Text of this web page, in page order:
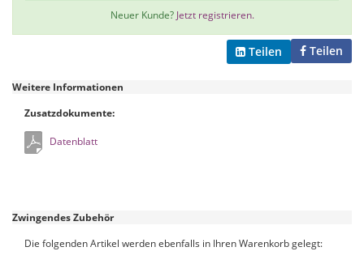
Neuer Kunde? Jetzt registrieren.
Teilen
Teilen
Weitere Informationen
Zusatzdokumente:
Datenblatt
Zwingendes Zubehör
Die folgenden Artikel werden ebenfalls in Ihren Warenkorb gelegt: